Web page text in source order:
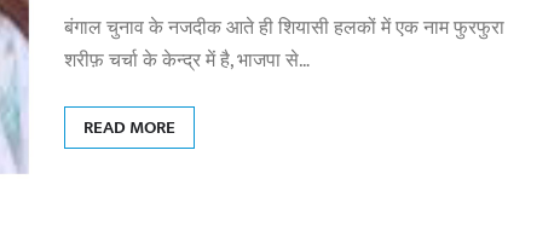
बंगाल चुनाव के नजदीक आते ही शियासी हलकों में एक नाम फुरफुरा
शरीफ़ चर्चा के केन्द्र में है, भाजपा से…
READ MORE